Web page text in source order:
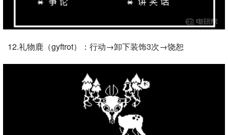
12.礼物鹿（gyftrot）：行动→卸下装饰3次→饶恕